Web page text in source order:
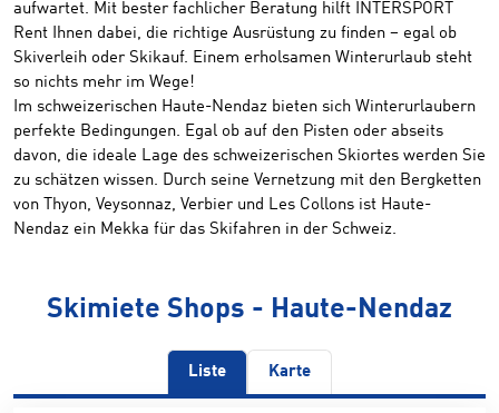
aufwartet. Mit bester fachlicher Beratung hilft INTERSPORT
Rent Ihnen dabei, die richtige Ausrüstung zu finden – egal ob
Skiverleih oder Skikauf. Einem erholsamen Winterurlaub steht
so nichts mehr im Wege!
Im schweizerischen Haute-Nendaz bieten sich Winterurlaubern
perfekte Bedingungen. Egal ob auf den Pisten oder abseits
davon, die ideale Lage des schweizerischen Skiortes werden Sie
zu schätzen wissen. Durch seine Vernetzung mit den Bergketten
von Thyon, Veysonnaz, Verbier und Les Collons ist Haute-
Nendaz ein Mekka für das Skifahren in der Schweiz.
Skimiete Shops - Haute-Nendaz
Liste Karte